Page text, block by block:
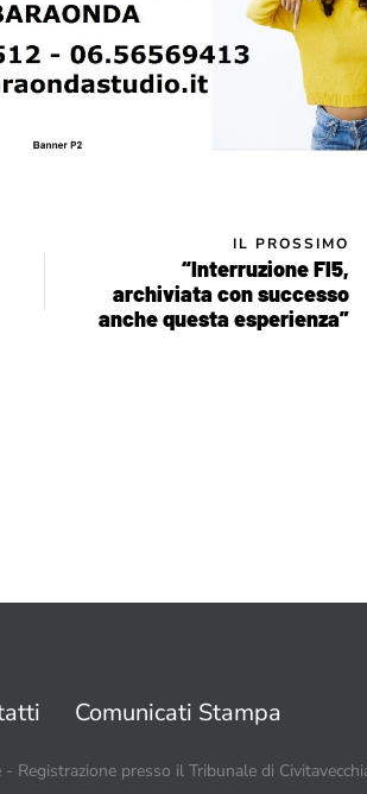
IL PROSSIMO
“Interruzione Fl5,
archiviata con successo
anche questa esperienza”
Comunicati Stampa
presso il Tribunale di